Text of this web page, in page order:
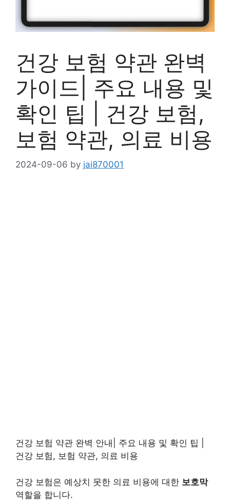
건강 보험 약관 완벽
가이드| 주요 내용 및
확인 팁 | 건강 보험,
보험 약관, 의료 비용
2024-09-06 by jai870001
건강 보험 약관 완벽 안내| 주요 내용 및 확인 팁 |
건강 보험, 보험 약관, 의료 비용
건강 보험은 예상치 못한 의료 비용에 대한 보호막
역할을 합니다.